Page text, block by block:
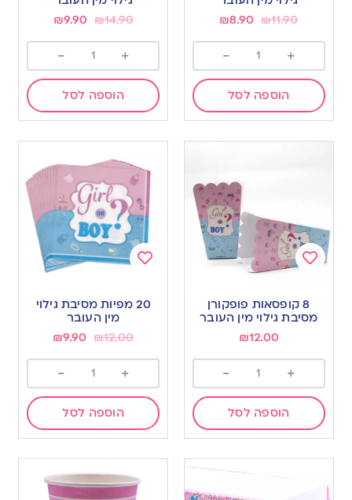
₪11.90
₪8.90
+
-
הוספה לסל
₪14.90
₪9.90
+
-
הוספה לסל
wishlist
8 קופסאות פופקורן
מסיבת גילוי מין העובר
₪12.00
+
-
הוספה לסל
to
wishlist
20 מפיות מסיבת גילוי
מין העובר
₪12.00
₪9.90
+
-
הוספה לסל